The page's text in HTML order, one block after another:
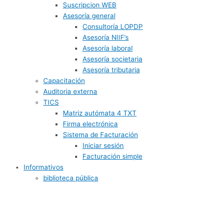
Suscripcion WEB
Asesoría general
Consultoría LOPDP
Asesoría NIIF’s
Asesoría laboral
Asesoría societaria
Asesoría tributaria
Capacitación
Auditoria externa
TICS
Matriz autómata 4 TXT
Firma electrónica
Sistema de Facturación
Iniciar sesión
Facturación simple
Informativos
biblioteca pública